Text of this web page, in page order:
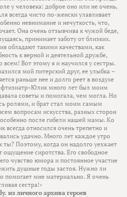
у человека: доброе оно или не очень,
всегда чисто по-женски улавливает
невнимание и нечуткость, что,
Она очень отзывчива к чужой беде,
принимает заботу от близких.
обладают такими качествами, как
к верной и деятельной дружбе,
всем! Вот этому я и научился у сестры.
мой питерский друг, ее улыбка –
раньше нее и долго реет в воздухе
фтизиатр«Юлик много лет был моим
советы и помогала, чем могла. Но
ролями, и брат стал моим самым
вопросам искусства, разных сторон
после гибели нашей мамы. Ко
относился очень трепетно и
удачно. Много лет каждое утро
ты? Поэтому, когда он надолго уезжает
ощущение сиротства. Его свободное
чувство юмора и постоянное участие
душные годы застоя. Нужно ли
помогает мне материально. Я очень
сестра!»
из личного архива героев